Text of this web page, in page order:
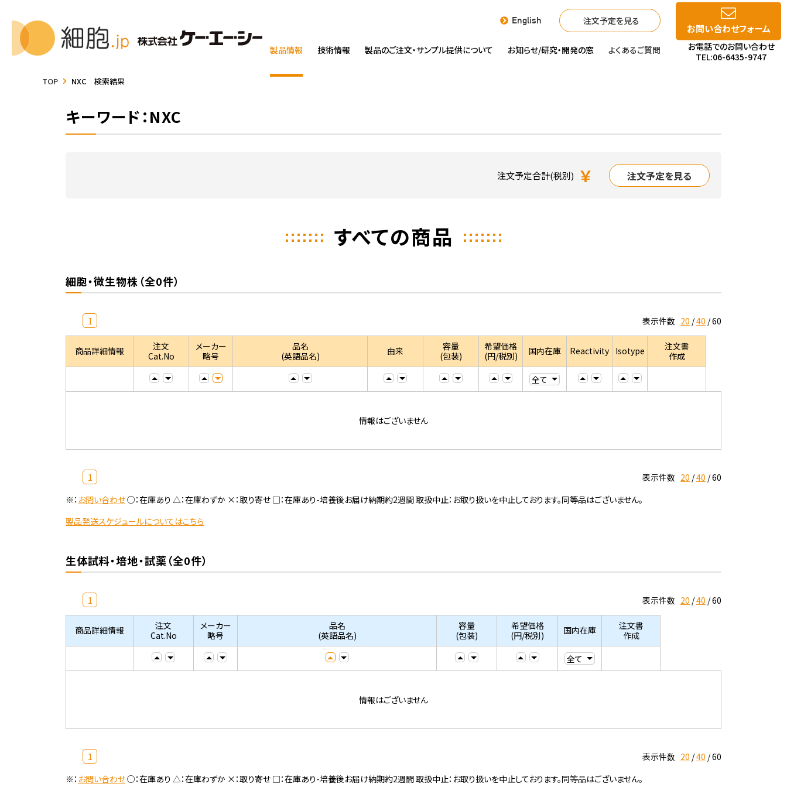
English 注文予定を見る
製品情報 技術情報 製品のご注文・サンプル提供について お知らせ/研究・開発の窓 よくあるご質問
お問い合わせフォーム
お電話でのお問い合わせ
TEL:06-6435-9747
TOP NXC 検索結果
キーワード：NXC
注文予定合計(税別) ￥ 注文予定を見る
すべての商品
細胞・微生物株（全0件）
1 表示件数 20 40 60
商品詳細情報
注文
Cat.No
メーカー
略号
品名
(英語品名)
由来
容量
(包装)
希望価格
(円/税別)
国内在庫 Reactivity Isotype
注文書
作成
情報はございません
1 表示件数 20 40 60
※： お問い合わせ○：在庫あり △：在庫わずか ×：取り寄せ □：在庫あり-培養後お届け納期約2週間 取扱中止：お取り扱いを中止しております。同等品はございません。
製品発送スケジュールについてはこちら
生体試料・培地・試薬（全0件）
1 表示件数 20 40 60
商品詳細情報
注文
Cat.No
メーカー
略号
品名
(英語品名)
容量
(包装)
希望価格
(円/税別)
国内在庫
注文書
作成
情報はございません
1 表示件数 20 40 60
※： お問い合わせ○：在庫あり △：在庫わずか ×：取り寄せ □：在庫あり-培養後お届け納期約2週間 取扱中止：お取り扱いを中止しております。同等品はございません。